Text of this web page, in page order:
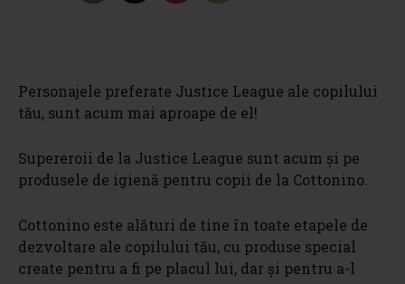
Personajele preferate Justice League ale copilului
tău, sunt acum mai aproape de el!
Supereroii de la Justice League sunt acum și pe
produsele de igienă pentru copii de la Cottonino.
Cottonino este alături de tine în toate etapele de
dezvoltare ale copilului tău, cu produse special
create pentru a fi pe placul lui, dar și pentru a-l